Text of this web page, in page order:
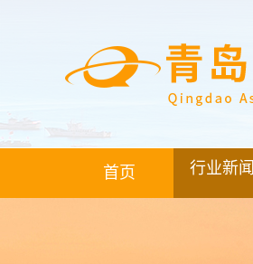
首页 行业新闻